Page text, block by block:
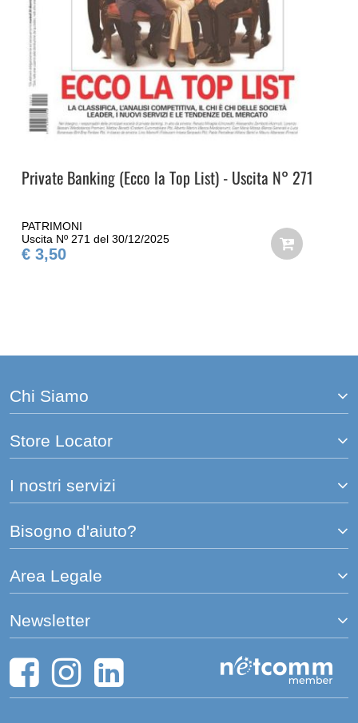
Private Banking (Ecco la Top List) - Uscita N° 271
PATRIMONI
Uscita Nº 271 del 30/12/2025
€ 3,50
Chi Siamo
Store Locator
I nostri servizi
Bisogno d'aiuto?
Area Legale
Newsletter